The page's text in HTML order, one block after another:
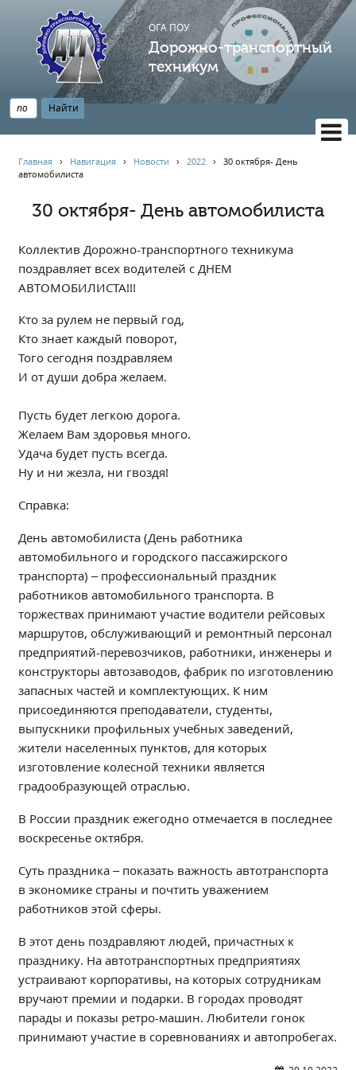
ОГА ПОУ
Дорожно-транспортный
техникум
НАВИГАЦИЯ
Главная
АБИТУРИЕНТУ
Опрос по качеству образования
Наблюдательный совет
Информация
Независимая оценка качества
Обращения онлайн
Контакты
Региональный центр по профилактике ДДТТ
Учебно-производственный комплекс
Центр карьеры
Противодействие коррупции
Всероссийское чемпионатное движение
Региональная инновационная площадка
СВЕДЕНИЯ ОБ ОБРАЗОВАТЕЛЬНОЙ ОРГАНИЗАЦИИ
Основные сведения
Структура и органы управления образовательной
организацией
Документы
Образование
Образовательные стандарты и требования
Руководство
Материально-техническое обеспечение и
оснащенность образовательного процесса.
Стипендии и меры поддержки обучающихся
Платные образовательные услуги
Вакантные места для приёма (перевода)
Международное сотрудничество
Организация питания в образовательной
организации
Главная › Навигация › Новости ›2022 ›30 октября- День
автомобилиста
30 октября- День автомобилиста
Коллектив Дорожно-транспортного техникума
поздравляет всех водителей с ДНЕМ
АВТОМОБИЛИСТА!!!
Кто за рулем не первый год,
Кто знает каждый поворот,
Того сегодня поздравляем
И от души добра желаем.
Пусть будет легкою дорога.
Желаем Вам здоровья много.
Удача будет пусть всегда.
Ну и ни жезла, ни гвоздя!
Справка:
День автомобилиста (День работника
автомобильного и городского пассажирского
транспорта) – профессиональный праздник
работников автомобильного транспорта. В
торжествах принимают участие водители рейсовых
маршрутов, обслуживающий и ремонтный персонал
предприятий-перевозчиков, работники, инженеры и
конструкторы автозаводов, фабрик по изготовлению
запасных частей и комплектующих. К ним
присоединяются преподаватели, студенты,
выпускники профильных учебных заведений,
жители населенных пунктов, для которых
изготовление колесной техники является
градообразующей отраслью.
В России праздник ежегодно отмечается в последнее
воскресенье октября.
Суть праздника – показать важность автотранспорта
в экономике страны и почтить уважением
работников этой сферы.
В этот день поздравляют людей, причастных к
празднику. На автотранспортных предприятиях
устраивают корпоративы, на которых сотрудникам
вручают премии и подарки. В городах проводят
парады и показы ретро-машин. Любители гонок
принимают участие в соревнованиях и автопробегах.